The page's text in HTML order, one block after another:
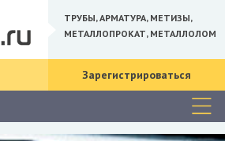
ТРУБЫ, АРМАТУРА, МЕТИЗЫ,
МЕТАЛЛОПРОКАТ, МЕТАЛЛОЛОМ
Зарегистрироваться